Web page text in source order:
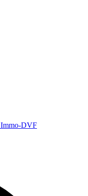
Immo-DVF